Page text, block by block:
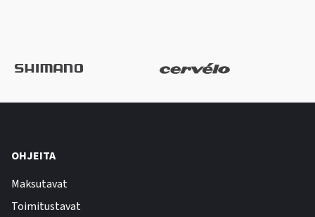
OHJEITA
Maksutavat
Toimitustavat